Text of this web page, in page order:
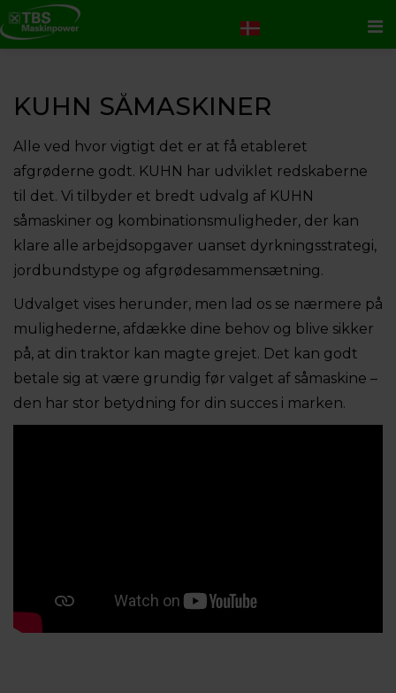
KUHN SÅMASKINER
Alle ved hvor vigtigt det er at få etableret
afgrøderne godt. KUHN har udviklet redskaberne
til det. Vi tilbyder et bredt udvalg af KUHN
såmaskiner og kombinationsmuligheder, der kan
klare alle arbejdsopgaver uanset dyrkningsstrategi,
jordbundstype og afgrødesammensætning.
Udvalget vises herunder, men lad os se nærmere på
mulighederne, afdække dine behov og blive sikker
på, at din traktor kan magte grejet. Det kan godt
betale sig at være grundig før valget af såmaskine –
den har stor betydning for din succes i marken.